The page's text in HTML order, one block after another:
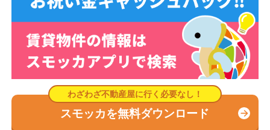
スモッカを無料ダウンロード